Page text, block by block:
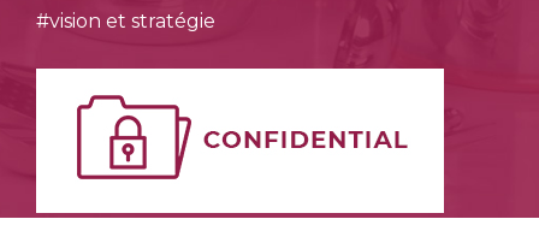
ACTUALITÉS
#vision et stratégie